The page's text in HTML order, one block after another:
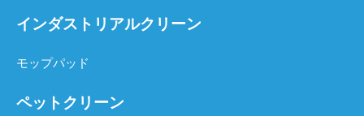
インダストリアルクリーン
モップパッド
ペットクリーン